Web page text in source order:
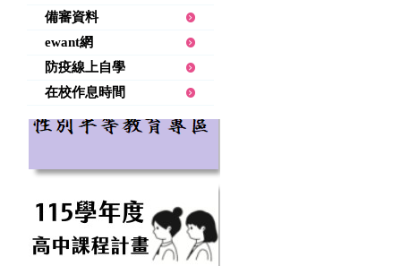
備審資料
ewant網
防疫線上自學
在校作息時間